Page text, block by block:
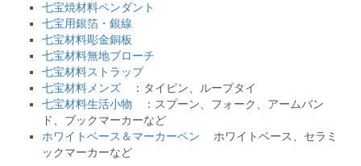
七宝焼材料ペンダント
七宝用銀箔・銀線
七宝材料彫金銅板
七宝材料無地ブローチ
七宝材料ストラップ
七宝材料メンズ ：タイピン、ループタイ
七宝材料生活小物 ：スプーン、フォーク、アームバン
ド、ブックマーカーなど
ホワイトベース＆マーカーペン
ホワイトベース、セラミ
ックマーカーなど